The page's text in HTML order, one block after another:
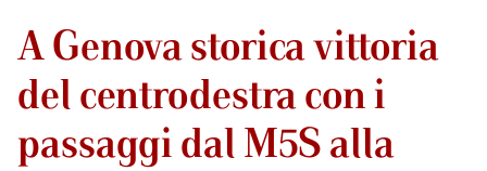
A Genova storica vittoria
del centrodestra con i
passaggi dal M5S alla